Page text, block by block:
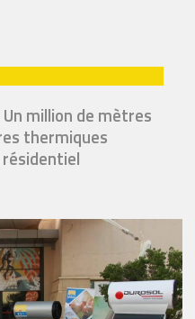
million de mètres
thermiques